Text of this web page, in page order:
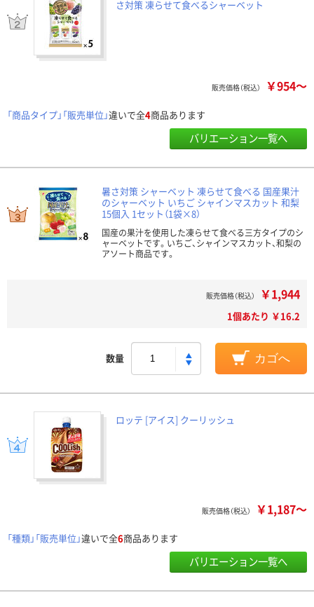
さ対策 凍らせて食べるシャーベット
販売価格（税込） ￥954～
「商品タイプ」「販売単位」違いで全4商品あります
バリエーション一覧へ
暑さ対策 シャーベット 凍らせて食べる 国産果汁
のシャーベット いちご シャインマスカット 和梨
15個入 1セット（1袋×8）
国産の果汁を使用した凍らせて食べる三方タイプのシ
ャーベットです。いちご、シャインマスカット、和梨の
アソート商品です。
販売価格（税込） ￥1,944
1個あたり ￥16.2
数量 カゴへ
ロッテ [アイス] クーリッシュ
販売価格（税込） ￥1,187～
「種類」「販売単位」違いで全6商品あります
バリエーション一覧へ